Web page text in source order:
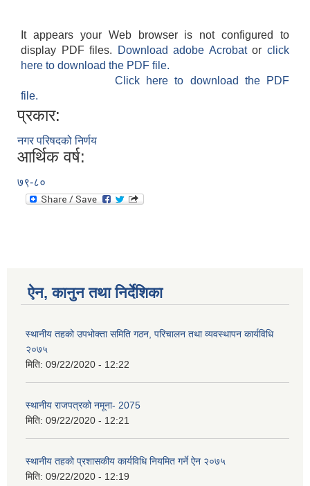
It appears your Web browser is not configured to
display PDF files.
Download adobe Acrobatorclick
here to download the PDF file.
Click here to download the PDF
file.
प्रकार:
नगर परिषदको निर्णय
आर्थिक वर्ष:
७९-८०
ऐन, कानुन तथा निर्देशिका
स्थानीय तहको उपभोक्ता समिति गठन, परिचालन तथा व्यवस्थापन कार्यविधि
२०७५
मिति: 09/22/2020 - 12:22
स्थानीय राजपत्रको नमूना- 2075
मिति: 09/22/2020 - 12:21
स्थानीय तहको प्रशासकीय कार्यविधि नियमित गर्ने ऐन २०७५
मिति: 09/22/2020 - 12:19